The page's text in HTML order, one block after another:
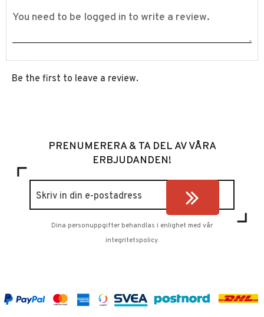
Be the first to leave a review.
PRENUMERERA & TA DEL AV VÅRA
ERBJUDANDEN!
Dina personuppgifter behandlas i enlighet med vår
integritetspolicy.